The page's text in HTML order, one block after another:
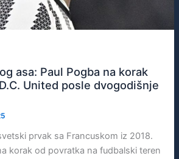
asa: Paul Pogba na korak
United posle dvogodišnje
prvak sa Francuskom iz 2018.
korak od povratka na fudbalski teren